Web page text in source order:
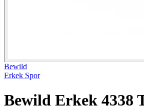
Bewild
Erkek Spor
Bewild Erkek 4338